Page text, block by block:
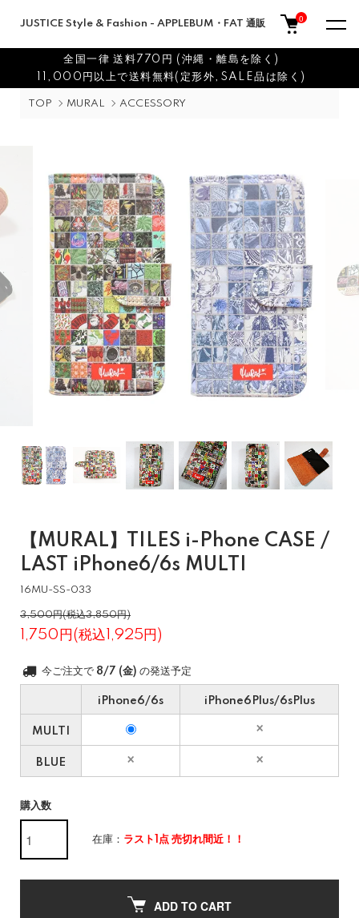
JUSTICE Style & Fashion - APPLEBUM・FAT 通販 0
全国一律 送料770円 (沖縄・離島を除く)
11,000円以上で送料無料(定形外,SALE品は除く)
TOP MURAL ACCESSORY
【MURAL】TILES i-Phone CASE /
LAST iPhone6/6s MULTI
16MU-SS-033
3,500円(税込3,850円)
1,750円(税込1,925円)
今ご注文で 8/7 (金) の発送予定
iPhone6/6s iPhone6Plus/6sPlus
MULTI
BLUE
購入数
在庫： ラスト1点 売切れ間近！！
ADD TO CART